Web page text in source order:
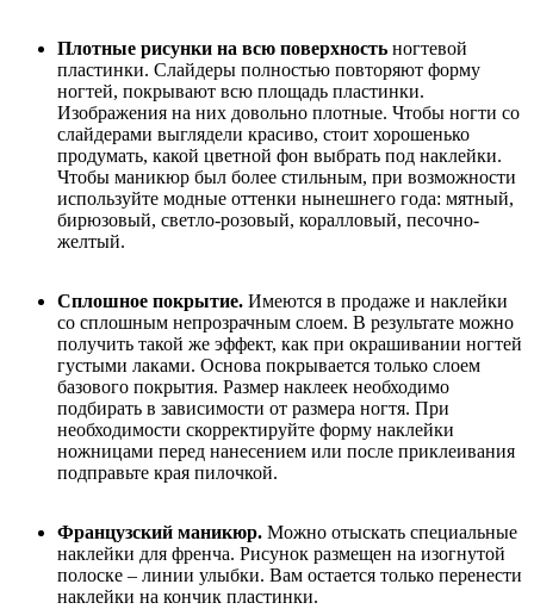
Плотные рисунки на всю поверхность ногтевой
пластинки. Слайдеры полностью повторяют форму
ногтей, покрывают всю площадь пластинки.
Изображения на них довольно плотные. Чтобы ногти со
слайдерами выглядели красиво, стоит хорошенько
продумать, какой цветной фон выбрать под наклейки.
Чтобы маникюр был более стильным, при возможности
используйте модные оттенки нынешнего года: мятный,
бирюзовый, светло-розовый, коралловый, песочно-
желтый.
Сплошное покрытие. Имеются в продаже и наклейки
со сплошным непрозрачным слоем. В результате можно
получить такой же эффект, как при окрашивании ногтей
густыми лаками. Основа покрывается только слоем
базового покрытия. Размер наклеек необходимо
подбирать в зависимости от размера ногтя. При
необходимости скорректируйте форму наклейки
ножницами перед нанесением или после приклеивания
подправьте края пилочкой.
Французский маникюр. Можно отыскать специальные
наклейки для френча. Рисунок размещен на изогнутой
полоске – линии улыбки. Вам остается только перенести
наклейки на кончик пластинки.